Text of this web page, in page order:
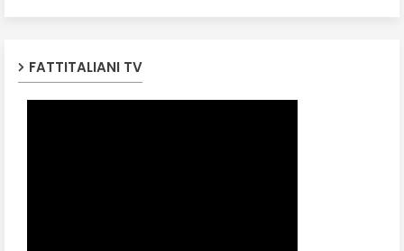
FATTITALIANI TV